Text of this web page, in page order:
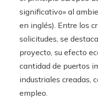
significativo» al
en inglés). Entre los
solicitudes, se
proyecto, su efecto
cantidad de puertos
industriales creadas,
empleo.